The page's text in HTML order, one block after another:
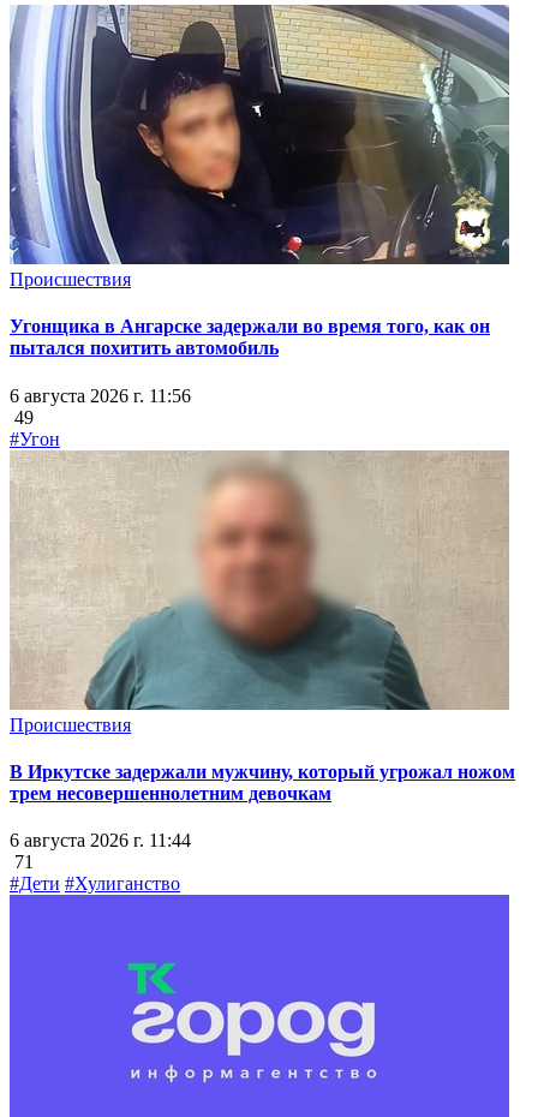
Происшествия
Угонщика в Ангарске задержали во время того, как он
пытался похитить автомобиль
6 августа 2026 г. 11:56
49
#Угон
Происшествия
В Иркутске задержали мужчину, который угрожал ножом
трем несовершеннолетним девочкам
6 августа 2026 г. 11:44
71
#Дети #Хулиганство